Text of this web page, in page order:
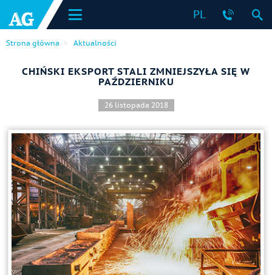
PL
Strona główna Aktualności
CHIŃSKI EKSPORT STALI ZMNIEJSZYŁA SIĘ W
PAŹDZIERNIKU
26 listopada 2018